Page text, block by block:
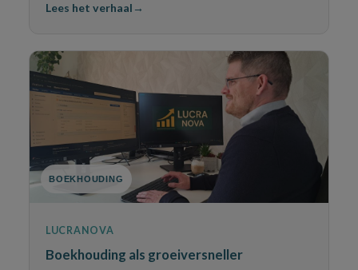
Lees het verhaal →
BOEKHOUDING
LUCRANOVA
Boekhouding als groeiversneller